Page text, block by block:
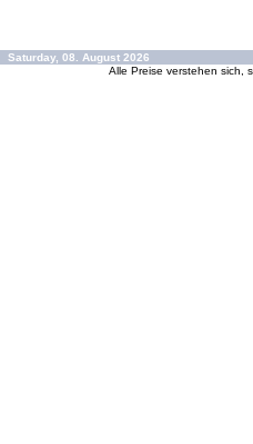
Saturday, 08. August 2026
Alle Preise verstehen sich,